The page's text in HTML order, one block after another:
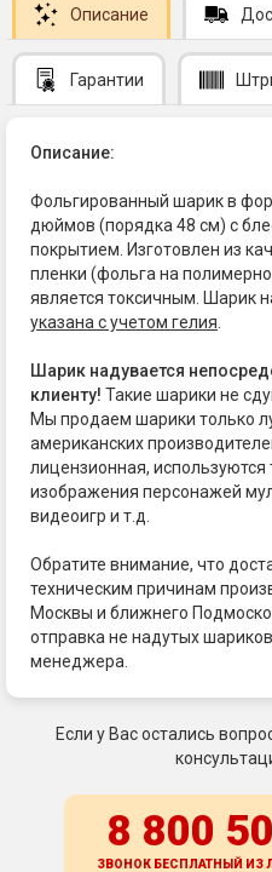
Описание
Гарантии
Описание:
Фольгированный шарик в
дюймов (порядка 48 см) с
покрытием. Изготовлен из
пленки (фольга на
является токсичным. Шарик
указана с учетом гелия
Шарик надувается
клиенту! Такие шарики не
Мы продаем шарики только
американских
лицензионная,
изображения персонажей
видеоигр и т.д.
Обратите внимание, что
техническим причинам
Москвы и ближнего
отправка не надутых
менеджера.
Если у Вас остались
8 800
ЗВОНОК БЕСПЛАТНЫЙ ИЗ